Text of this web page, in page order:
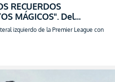
RECUERDOS
MÁGICOS". Del
izquierdo de la Premier League con